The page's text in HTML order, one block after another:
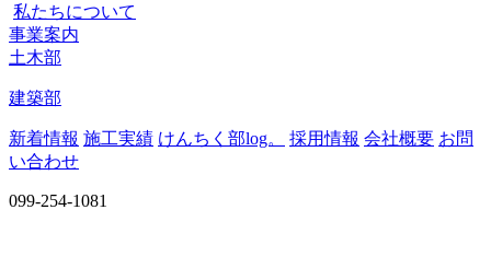
私たちについて
事業案内
土木部
建築部
新着情報 施工実績 けんちく部log。 採用情報 会社概要 お問
い合わせ
099-254-1081